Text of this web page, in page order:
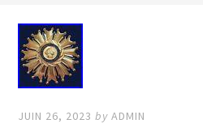
JUIN 26, 2023 byADMIN